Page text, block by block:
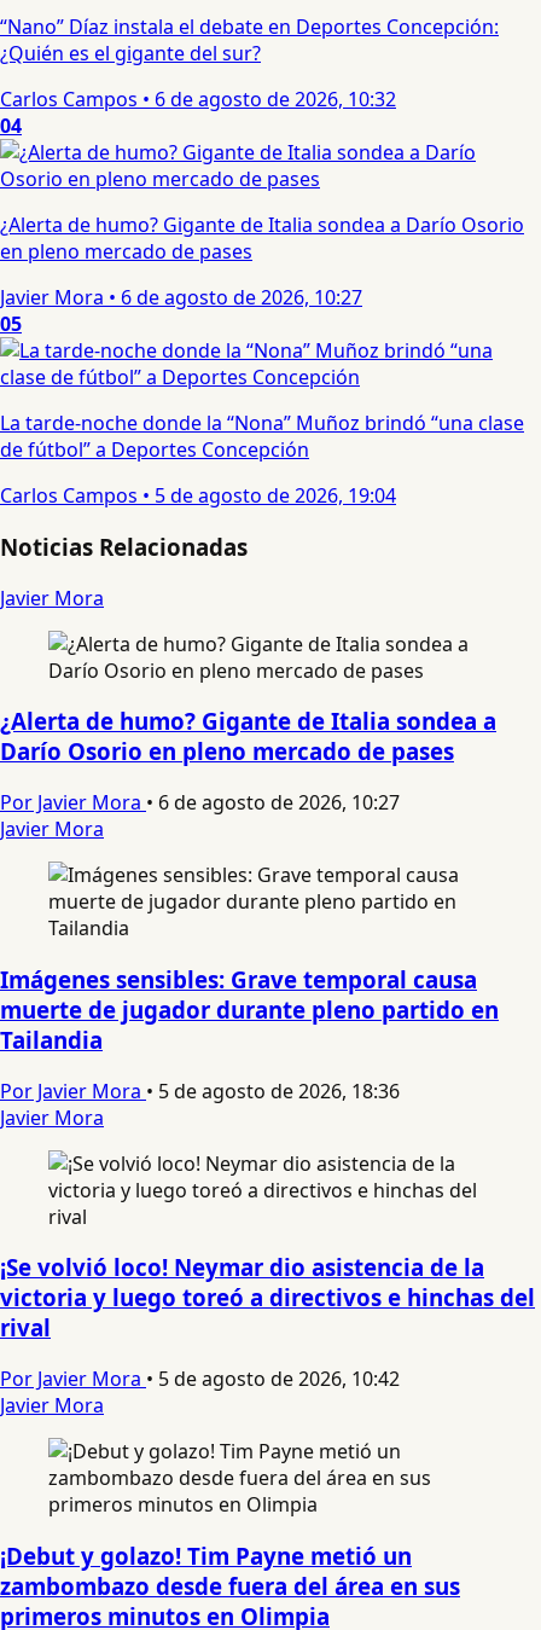
“Nano” Díaz instala el debate en Deportes Concepción:
¿Quién es el gigante del sur?
Carlos Campos • 6 de agosto de 2026, 10:32
04
¿Alerta de humo? Gigante de Italia sondea a Darío Osorio
en pleno mercado de pases
Javier Mora • 6 de agosto de 2026, 10:27
05
La tarde-noche donde la “Nona” Muñoz brindó “una clase
de fútbol” a Deportes Concepción
Carlos Campos • 5 de agosto de 2026, 19:04
Noticias Relacionadas
Javier Mora
¿Alerta de humo? Gigante de Italia sondea a
Darío Osorio en pleno mercado de pases
Por Javier Mora • 6 de agosto de 2026, 10:27
Javier Mora
Imágenes sensibles: Grave temporal causa
muerte de jugador durante pleno partido en
Tailandia
Por Javier Mora • 5 de agosto de 2026, 18:36
Javier Mora
¡Se volvió loco! Neymar dio asistencia de la
victoria y luego toreó a directivos e hinchas del
rival
Por Javier Mora • 5 de agosto de 2026, 10:42
Javier Mora
¡Debut y golazo! Tim Payne metió un
zambombazo desde fuera del área en sus
primeros minutos en Olimpia